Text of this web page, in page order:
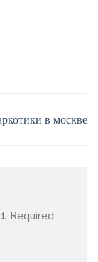
в москве
Required